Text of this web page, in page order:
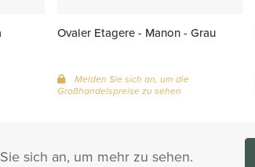
Ovaler Etagere - Manon - Grau
Melden Sie sich an, um die
Großhandelspreise zu sehen
sich an, um mehr zu sehen.